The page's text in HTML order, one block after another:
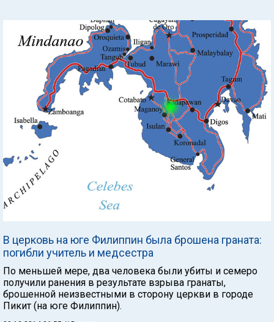
В церковь на юге Филиппин была брошена граната:
погибли учитель и медсестра
По меньшей мере, два человека были убиты и семеро
получили ранения в результате взрыва гранаты,
брошенной неизвестными в сторону церкви в городе
Пикит (на юге Филиппин).